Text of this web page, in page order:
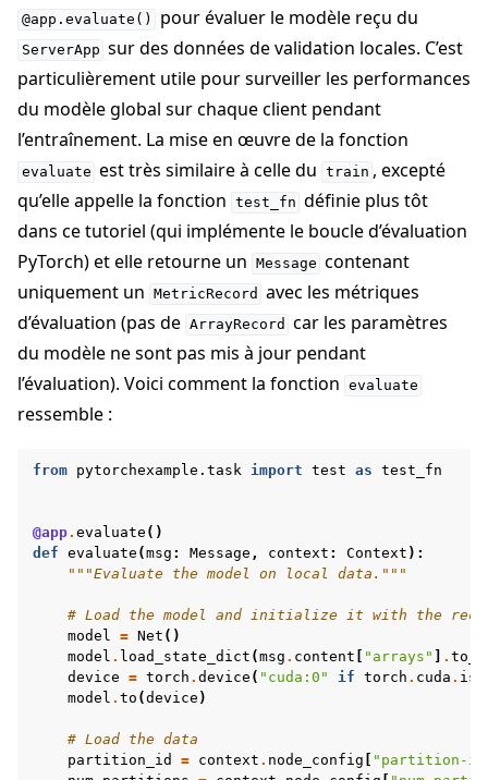
@app.evaluate() pour évaluer le modèle reçu du
ServerApp sur des données de validation locales. C’est
particulièrement utile pour surveiller les performances
du modèle global sur chaque client pendant
l’entraînement. La mise en œuvre de la fonction
evaluate est très similaire à celle du train , excepté
qu’elle appelle la fonction test_fn définie plus tôt
dans ce tutoriel (qui implémente le boucle d’évaluation
PyTorch) et elle retourne un Message contenant
uniquement un MetricRecord avec les métriques
d’évaluation (pas de ArrayRecord car les paramètres
du modèle ne sont pas mis à jour pendant
l’évaluation). Voici comment la fonction evaluate
ressemble :
from pytorchexample.task import test as test_fn
@app. evaluate ()
def evaluate (msg : Message , context : Context ):
"""Evaluate the model on local data."""
# Load the model and initialize it with the
model = Net ()
model . load_state_dict (msg . content "arrays" .
device = torch . device ( "cuda:0" if torch . cuda .
model . to (device )
# Load the data
partition_id
= context . node_config
"partition-